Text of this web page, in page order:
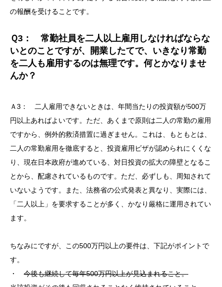
の報酬を受けることです。
Ｑ3： 常勤社員を二人以上雇用しなければならな
いとのことですが、開業したてで、いきなり常勤
を二人も雇用するのは無理です。何とかなりませ
んか？
Ａ3： 二人雇用できないときは、年間当たりの投資額が500万
円以上あればよいです。ただ、あくまで原則は二人の常勤の雇用
ですから、例外的救済措置に過ぎません。これは、もともとは、
二人の常勤雇用を徹底すると、投資雇用ビザが認められにくくな
り、現在日本政府が進めている、対日投資の拡大の障壁となるこ
とから、配慮されているものです。ただ、必ずしも、周知されて
いないようです。また、法務省の公式発表と異なり、実際には、
「二人以上」を要求することが多く、かなり厳格に運用されてい
ます。
ちなみにですが、この500万円以上の要件は、下記がポイントで
す。
・ 今後も継続して毎年500万円以上が見込まれること。